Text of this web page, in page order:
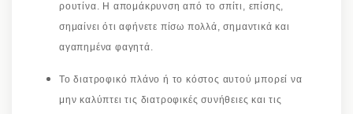
ρουτίνα. Η απομάκρυνση από το σπίτι, επίσης,
σημαίνει ότι αφήνετε πίσω πολλά, σημαντικά και
αγαπημένα φαγητά.
Το διατροφικό πλάνο ή το κόστος αυτού μπορεί να
μην καλύπτει τις διατροφικές συνήθειες και τις